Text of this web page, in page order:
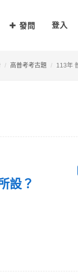
發問 登入
高普考考古題 113年
設？